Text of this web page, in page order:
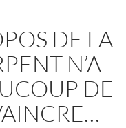
DE LA
N’A
DE